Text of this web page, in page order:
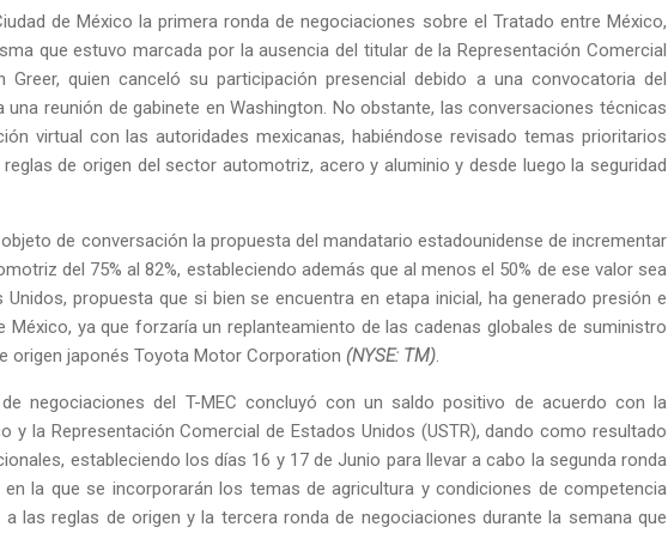
de México la primera ronda de negociaciones sobre el Tratado entre México,
que estuvo marcada por la ausencia del titular de la Representación Comercial
Greer, quien canceló su participación presencial debido a una convocatoria del
una reunión de gabinete en Washington. No obstante, las conversaciones técnicas
virtual con las autoridades mexicanas, habiéndose revisado temas prioritarios
de origen del sector automotriz, acero y aluminio y desde luego la seguridad
de conversación la propuesta del mandatario estadounidense de incrementar
del 75% al 82%, estableciendo además que al menos el 50% de ese valor sea
propuesta que si bien se encuentra en etapa inicial, ha generado presión e
ya que forzaría un replanteamiento de las cadenas globales de suministro
origen japonés Toyota Motor Corporation (NYSE: TM)
negociaciones del T-MEC concluyó con un saldo positivo de acuerdo con la
y la Representación Comercial de Estados Unidos (USTR), dando como resultado
estableciendo los días 16 y 17 de Junio para llevar a cabo la segunda ronda
en la que se incorporarán los temas de agricultura y condiciones de competencia
las reglas de origen y la tercera ronda de negociaciones durante la semana que